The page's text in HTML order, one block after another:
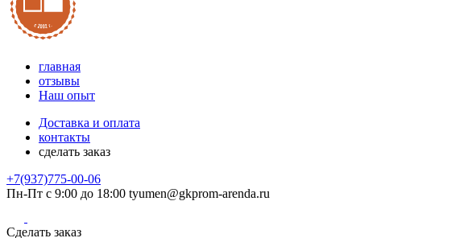
главная
отзывы
Наш опыт
Доставка и оплата
контакты
сделать заказ
+7(937)775-00-06
Пн-Пт с 9:00 до 18:00 tyumen@gkprom-arenda.ru
Сделать заказ